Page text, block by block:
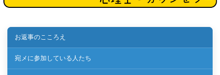
お返事のこころえ
宛メに参加している人たち